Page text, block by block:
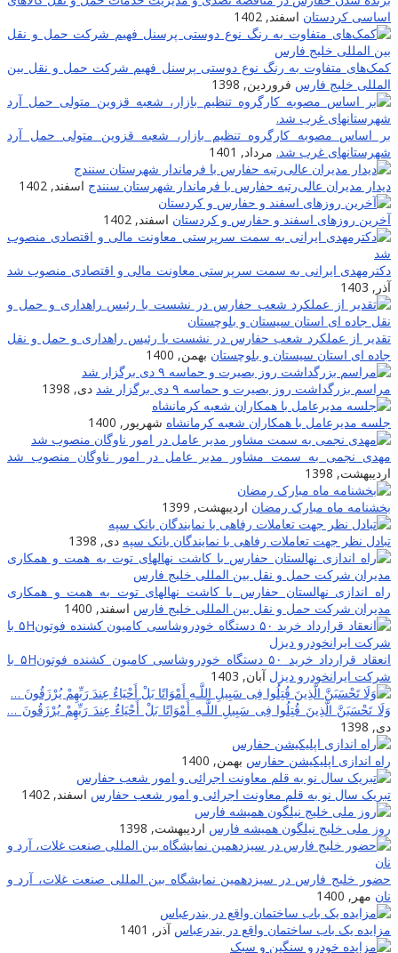
اساسی کردستان اسفند, 1402
کمک‌های متفاوت به رنگ نوع دوستی پرسنل فهیم شرکت حمل و نقل بین
المللی خلیج فارس فروردین, 1398
بر اساس مصوبه کارگروه تنظیم بازار، شعبه قزوین متولی حمل آرد
شهرستانهای غرب شد. مرداد, 1401
دیدار مدیران عالی‌رتبه حفارس با فرماندار شهرستان سنندج اسفند, 1402
آخرین روزهای اسفند و حفارس و کردستان اسفند, 1402
دکترمهدی ایرانی به سمت سرپرستی معاونت مالی و اقتصادی منصوب شد
آذر, 1403
تقدیر از عملکرد شعب حفارس در نشست با رئیس راهداری و حمل و نقل
جاده ای استان سیستان و بلوچستان بهمن, 1400
مراسم بزرگداشت روز بصیرت و حماسه ۹ دی برگزار شد
دی, 1398
جلسه مدیرعامل با همکاران شعبه کرمانشاه شهریور, 1400
مهدی نجمی به سمت مشاور مدیر عامل در امور ناوگان منصوب شد
اردیبهشت, 1398
بخشنامه ماه مبارک رمضان اردیبهشت, 1399
تبادل نظر جهت تعاملات رفاهی با نمایندگان بانک سپه دی, 1398
راه اندازی نهالستان حفارس با کاشت نهالهای توت به همت و همکاری
مدیران شرکت حمل و نقل بین المللی خلیج فارس اسفند, 1400
انعقاد قرارداد خرید ۵۰ دستگاه خودروشاسی کامیون کشنده فوتون۵H با
شرکت ایرانخودرو دیزل آبان, 1403
وَلَا تَحْسَبَنَّ الَّذِینَ قُتِلُوا فِی سَبِیلِ اللَّـهِ أَمْوَاتًا بَلْ أَحْیَاءٌ عِندَ رَ‌بِّهِمْ یُرْ‌زَقُونَ …
دی, 1398
راه اندازی اپلیکیشن حفارس بهمن, 1400
تبریک سال نو به قلم معاونت اجرائی و امور شعب حفارس اسفند, 1402
روز ملی خلیج نیلگون همیشه فارس اردیبهشت, 1398
حضور خلیج فارس در سیزدهمین نمایشگاه بین المللی صنعت غلات، آرد و
نان مهر, 1400
مزایده یک باب ساختمان واقع در بندرعباس آذر, 1401